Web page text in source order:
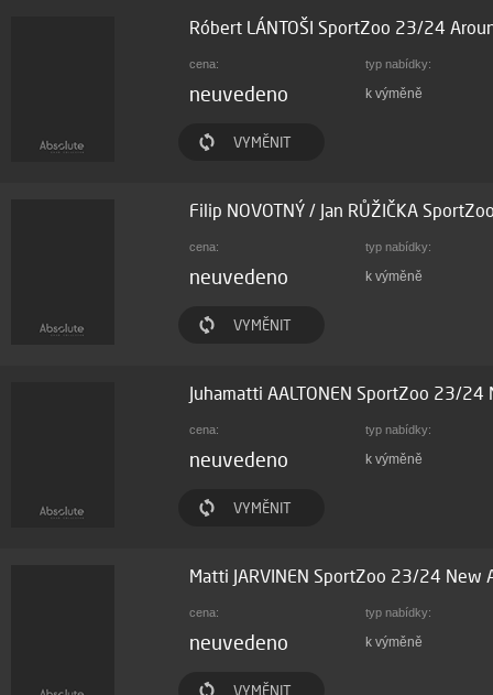
Róbert LÁNTOŠI SportZoo 23/24
cena: typ nabídky:
neuvedeno k výměně
VYMĚNIT
Filip NOVOTNÝ / Jan RŮŽIČKA
cena: typ nabídky:
neuvedeno k výměně
VYMĚNIT
Juhamatti AALTONEN SportZoo 23/
cena: typ nabídky:
neuvedeno k výměně
VYMĚNIT
Matti JARVINEN SportZoo 23/24 New
cena: typ nabídky:
neuvedeno k výměně
VYMĚNIT